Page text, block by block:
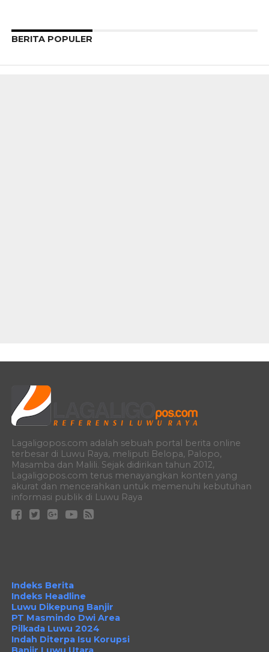
BERITA POPULER
Lagaligopos.com adalah sebuah portal berita online
terbesar di Luwu Raya, meliputi Belopa, Palopo,
Masamba dan Malili. Sejak didirikan tahun 2012,
Lagaligopos.com terus menayangkan konten yang
akurat dan mencerahkan untuk memenuhi kebutuhan
informasi publik di Luwu Raya
Indeks Berita
Indeks Headline
Luwu Dikepung Banjir
PT Masmindo Dwi Area
Pilkada Luwu 2024
Indah Diterpa Isu Korupsi